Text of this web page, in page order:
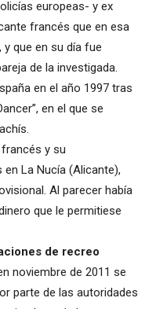
europeas- y ex
francés que en esa
que en su día fue
de la investigada.
en el año 1997 tras
en el que se
y su
La Nucía (Alicante),
Al parecer había
que le permitiese
de recreo
noviembre de 2011 se
parte de las autoridades